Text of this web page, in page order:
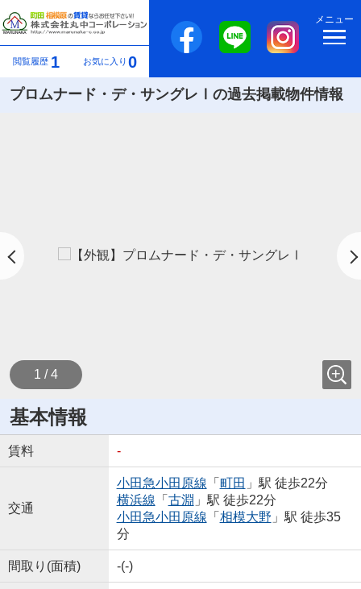
閲覧履歴 1 お気に入り 0
メニュー
プロムナード・デ・サングレⅠの過去掲載物件情報
1 / 4
基本情報
賃料 -
交通
小田急小田原線 「 町田 」駅 徒歩22分
横浜線 「 古淵 」駅 徒歩22分
小田急小田原線 「 相模大野 」駅 徒歩35
分
間取り(面積) -(-)